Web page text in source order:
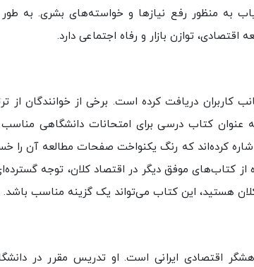
به منظور رفع نیازها و خواسته‌های بشری. به طور
توازن بازار و رفاه اجتماعی دارد.
کاربران دریافت کرده است. برخی از خوانندگان از
عنوان کتاب درسی برای امتحانات دانشگاهی
کرده‌اند که رنگ یکنواخت صفحات مطالعه آن را
کتاب‌های موفق دیگر در اقتصاد کلان، توجه
هستید، این کتاب می‌تواند یک گزینه مناسب باشد.
اقتصادی ایرانی است. او تدریس مقرر در